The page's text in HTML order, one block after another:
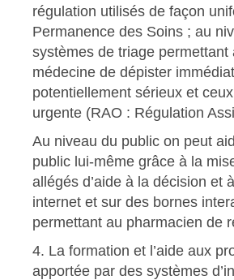
régulation utilisés de façon
Permanence des Soins ; au
systèmes de triage
médecine de dépister
potentiellement sérieux et
urgente (RAO : Régulation
Au niveau du public on peut
public lui-même grâce à la
allégés d’aide à la décision et
internet et sur des bornes
permettant au pharmacien de
4. La formation et l’aide aux
apportée par des systèmes